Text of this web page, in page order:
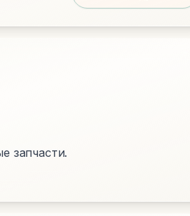
запчасти.